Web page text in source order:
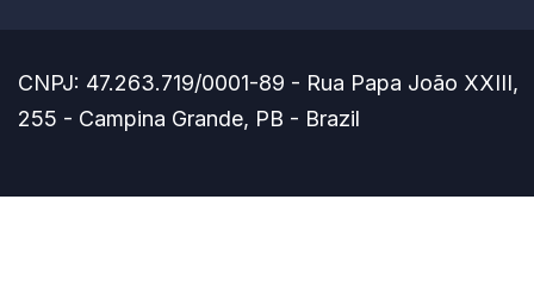
CNPJ: 47.263.719/0001-89 - Rua Papa João XXIII,
255 - Campina Grande, PB - Brazil